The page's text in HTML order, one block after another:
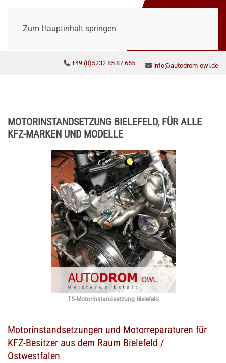
Zum Hauptinhalt springen
+49 (0)5232 85 87 665 info@autodrom-owl.de
MOTORINSTANDSETZUNG BIELEFELD, FÜR ALLE
KFZ-MARKEN UND MODELLE
T5-Motorinstandsetzung Bielefeld
Motorinstandsetzungen und Motorreparaturen für
KFZ-Besitzer aus dem Raum Bielefeld /
Ostwestfalen